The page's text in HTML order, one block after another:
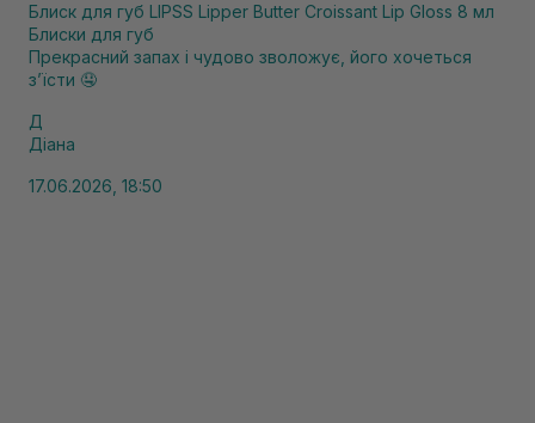
Блиск для губ LIPSS Lipper Butter Croissant Lip Gloss 8 мл
Блиски для губ
Прекрасний запах і чудово зволожує, його хочеться
зʼїсти 🤤
Д
Діана
17.06.2026, 18:50